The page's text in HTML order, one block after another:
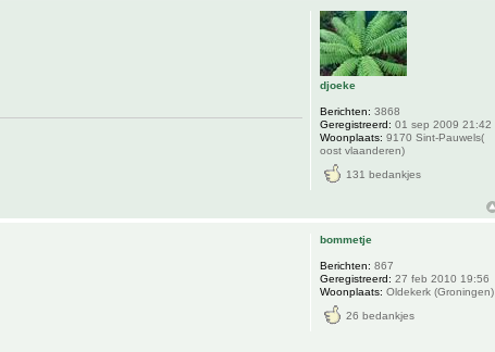
djoeke
Berichten: 3868
Geregistreerd: 01 sep 2009 21:42
Woonplaats: 9170 Sint-Pauwels(
oost vlaanderen)
131 bedankjes
bommetje
Berichten: 867
Geregistreerd: 27 feb 2010 19:56
Woonplaats: Oldekerk (Groningen)
26 bedankjes